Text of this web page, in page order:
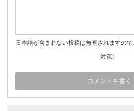
日本語が含まれない投稿は無視されますの
対策）